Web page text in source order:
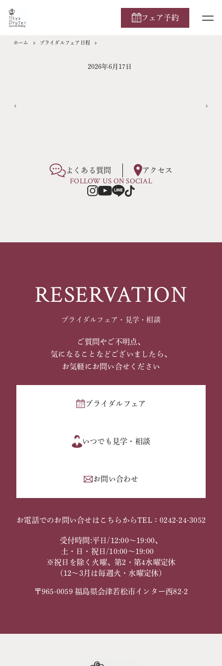
フェア予約
ホーム ブライダルフェア日程
2026年6月17日
よくある質問 アクセス
FOLLOW US ON SOCIAL
RESERVATION
ブライダルフェア・見学・相談
ご質問やご不明点、
気になることなどございましたら、
お気軽にお問い合せください
ブライダルフェア
いつでも見学・相談
お問い合わせ
お電話でのお問い合せはこちらからTEL：0242-24-3052
受付時間:平日/12:00～19:00、
土・日・祝日/10:00～19:00
※祝日を除く火曜、第2・第4水曜定休
（12～3月は毎週火・水曜定休）
〒965-0059 福島県会津若松市インター西82-2